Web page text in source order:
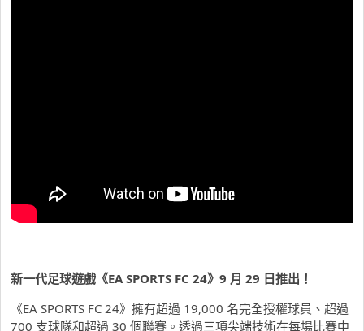
新一代足球遊戲《EA SPORTS FC 24》9 月 29 日推出！
《EA SPORTS FC 24》擁有超過 19,000 名完全授權球員、超過
700 支球隊和超過 30 個聯賽。透過三項尖端技術在每場比賽中